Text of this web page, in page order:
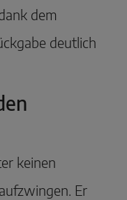
dem
deutlich
keinen
Er